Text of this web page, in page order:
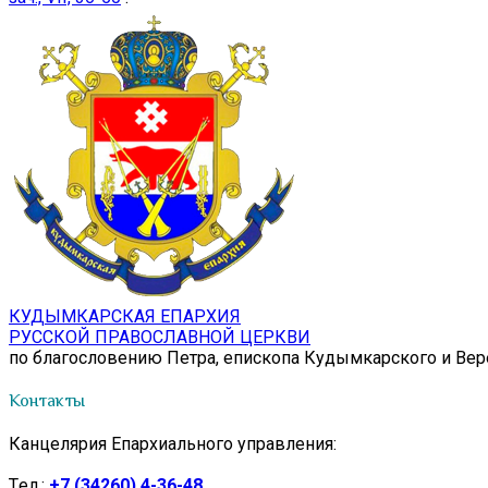
КУДЫМКАРСКАЯ ЕПАРХИЯ
РУССКОЙ ПРАВОСЛАВНОЙ ЦЕРКВИ
по благословению Петра, епископа Кудымкарского и
Контакты
Канцелярия Епархиального управления: